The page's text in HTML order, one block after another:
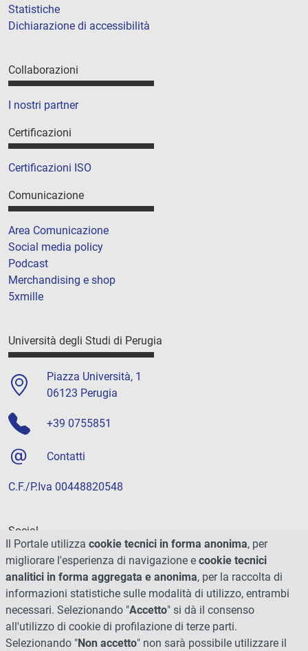
Statistiche
Dichiarazione di accessibilità
Collaborazioni
I nostri partner
Certificazioni
Certificazioni ISO
Comunicazione
Area Comunicazione
Social media policy
Podcast
Merchandising e shop
5xmille
Università degli Studi di Perugia
Piazza Università, 1
06123 Perugia
+39 0755851
Contatti
C.F./P.Iva 00448820548
Social
Il Portale utilizza cookie tecnici in forma anonima, per
migliorare l'esperienza di navigazione e cookie tecnici
analitici in forma aggregata e anonima, per la raccolta di
informazioni statistiche sulle modalità di utilizzo, entrambi
necessari. Selezionando "Accetto" si dà il consenso
all'utilizzo di cookie di profilazione di terze parti.
Selezionando "Non accetto" non sarà possibile utilizzare il